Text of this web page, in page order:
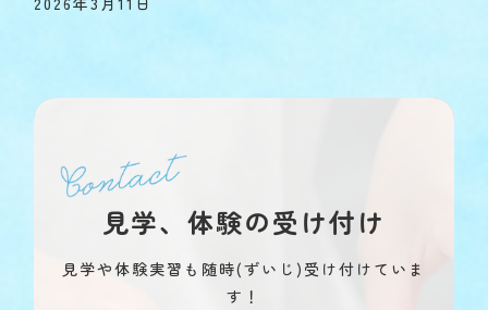
見学、体験の受け付け
見学や体験実習も随時(ずいじ)受け付けていま
す！